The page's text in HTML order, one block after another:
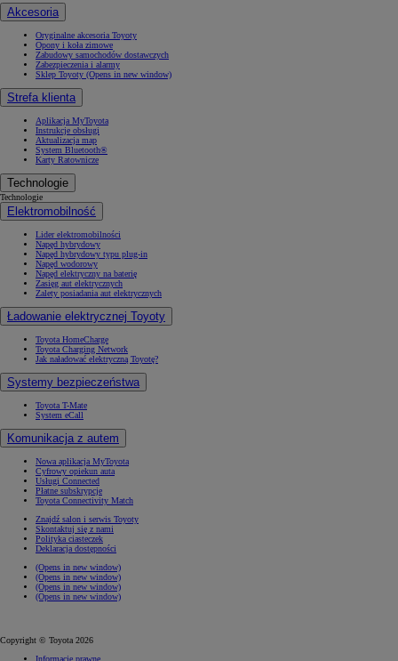
Akcesoria
Oryginalne akcesoria Toyoty
Opony i koła zimowe
Zabudowy samochodów dostawczych
Zabezpieczenia i alarmy
Sklep Toyoty (Opens in new window)
Strefa klienta
Aplikacja MyToyota
Instrukcje obsługi
Aktualizacja map
System Bluetooth®
Karty Ratownicze
Technologie
Technologie
Elektromobilność
Lider elektromobilności
Napęd hybrydowy
Napęd hybrydowy typu plug-in
Napęd wodorowy
Napęd elektryczny na baterię
Zasięg aut elektrycznych
Zalety posiadania aut elektrycznych
Ładowanie elektrycznej Toyoty
Toyota HomeCharge
Toyota Charging Network
Jak naładować elektryczną Toyotę?
Systemy bezpieczeństwa
Toyota T-Mate
System eCall
Komunikacja z autem
Nowa aplikacja MyToyota
Cyfrowy opiekun auta
Usługi Connected
Płatne subskrypcje
Toyota Connectivity Match
Znajdź salon i serwis Toyoty
Skontaktuj się z nami
Polityka ciasteczek
Deklaracja dostępności
(Opens in new window)
(Opens in new window)
(Opens in new window)
(Opens in new window)
Copyright © Toyota 2026
Informacje prawne